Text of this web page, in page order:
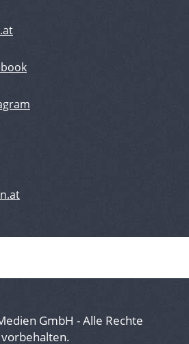
GmbH - Alle Rechte
vorbehalten.